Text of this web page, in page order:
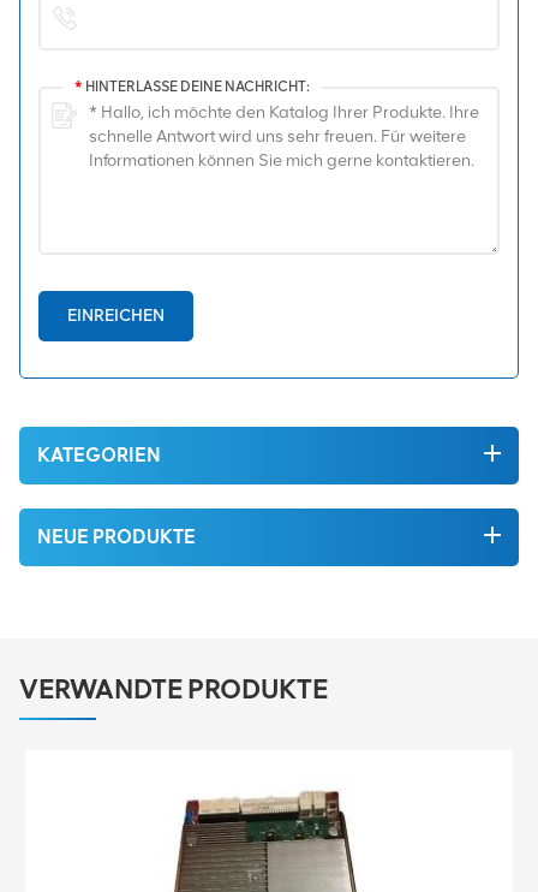
* HINTERLASSE DEINE NACHRICHT:
EINREICHEN
KATEGORIEN
NEUE PRODUKTE
VERWANDTE PRODUKTE